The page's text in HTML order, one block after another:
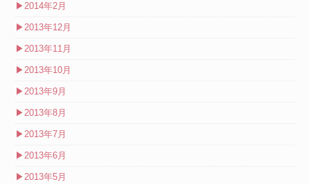
▶2014年2月
▶2013年12月
▶2013年11月
▶2013年10月
▶2013年9月
▶2013年8月
▶2013年7月
▶2013年6月
▶2013年5月